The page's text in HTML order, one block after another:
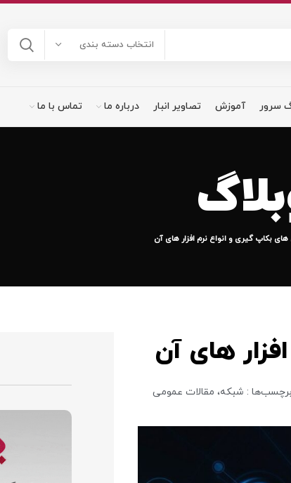
انتخاب دسته بندی
سرور آموزش تصاویر انبار درباره ما تماس با ما
بکاپ گیری و انواع نرم افزار های آن
های آن
برچسب‌ها : شبکه، مقالات عمومی